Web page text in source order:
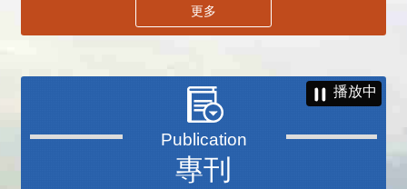
更多
專刊
播放中